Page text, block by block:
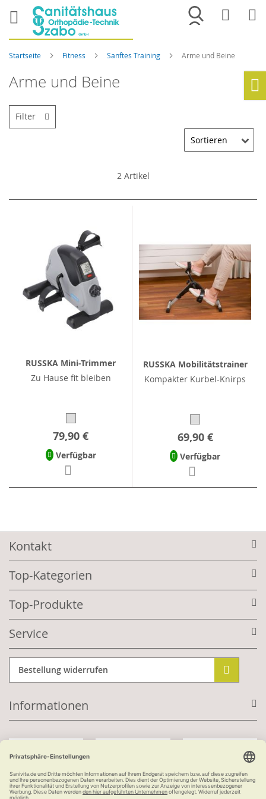
Merkliste
Startseite Fitness Sanftes Training Arme und Beine
Arme und Beine
2Artikel
RUSSKA Mini-Trimmer
Zu Hause fit bleiben
79,90 €
Verfügbar
RUSSKA Mobilitätstrainer
Kompakter Kurbel-Knirps
69,90 €
Verfügbar
Filter
Kontakt
Top-Kategorien
Top-Produkte
Service
Bestellung widerrufen
Informationen